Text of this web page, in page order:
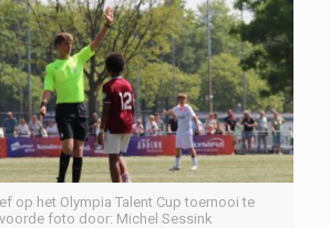
op het Olympia Talent Cup toernooi te
foto door: Michel Sessink